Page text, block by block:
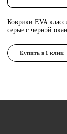
Коврики EVA
серые с черной
Купить в 1 клик